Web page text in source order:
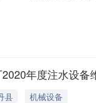
技术服务有限公司9延
年度注水设
县
机械设备